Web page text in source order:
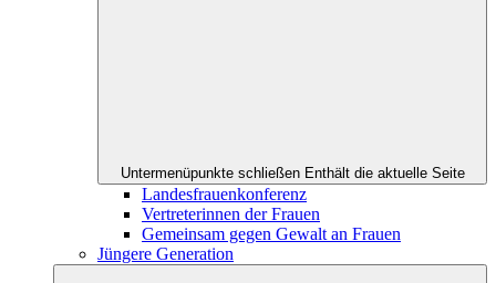
Untermenüpunkte schließen Enthält die aktuelle Seite
Landesfrauenkonferenz
Vertreterinnen der Frauen
Gemeinsam gegen Gewalt an Frauen
Jüngere Generation